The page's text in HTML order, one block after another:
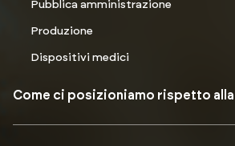
Pubblica amministrazione
Produzione
Dispositivi medici
Come ci posizioniamo rispetto